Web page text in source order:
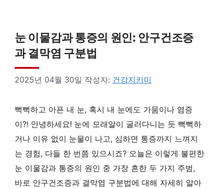
눈 이물감과 통증의 원인: 안구건조증
과 결막염 구분법
2025년 04월 30일 작성자: 건강지키미
뻑뻑하고 아픈 내 눈, 혹시 내 눈에도 가뭄이나 염증
이?! 안녕하세요! 눈에 모래알이 굴러다니는 듯 뻑뻑하
거나 이유 없이 눈물이 나고, 심하면 통증까지 느껴지
는 경험, 다들 한 번쯤 있으시죠? 오늘은 이렇게 불편한
눈 이물감과 통증의 원인 중 가장 흔한 두 가지 주범,
바로 안구건조증과 결막염 구분법에 대해 자세히 알아